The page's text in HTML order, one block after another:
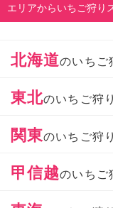
エリアからいちご狩り
北海道のいちご
東北のいちご狩
関東のいちご狩
甲信越のいちご